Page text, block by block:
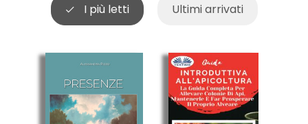
I più letti Ultimi arrivati